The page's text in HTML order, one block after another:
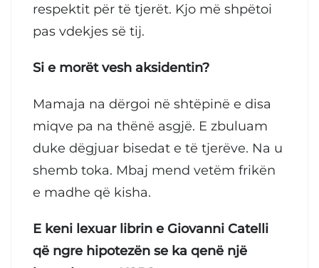
respektit për të tjerët. Kjo më shpëtoi
pas vdekjes së tij.
Si e morët vesh aksidentin?
Mamaja na dërgoi në shtëpinë e disa
miqve pa na thënë asgjë. E zbuluam
duke dëgjuar bisedat e të tjerëve. Na u
shemb toka. Mbaj mend vetëm frikën
e madhe që kisha.
E keni lexuar librin e Giovanni Catelli
që ngre hipotezën se ka qenë një